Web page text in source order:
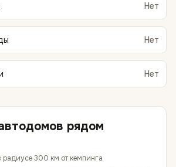
Нет
Нет
Нет
рядом
радиусе 300 км от кемпинга